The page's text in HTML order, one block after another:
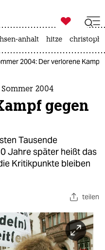

taz zahl ich
anhalt hitze
2004: Der verlorene Kampf
2004
gegen
Tausende
Jahre später heißt das
Kritikpunkte bleiben
teilen